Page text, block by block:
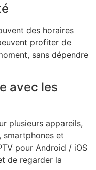
des horaires
profiter de
sans dépendre
avec les
plusieurs appareils,
, smartphones et
pour Android / iOS
de regarder la